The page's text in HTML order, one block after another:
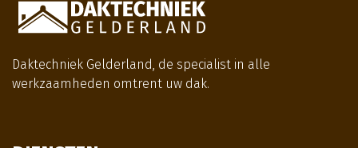
Daktechniek Gelderland, de specialist in alle
werkzaamheden omtrent uw dak.